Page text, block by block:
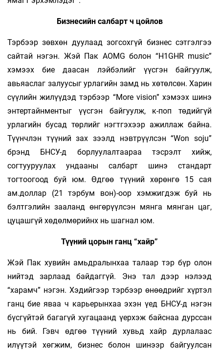
Бизнесийн салбарт ч цойлов
Тэрбээр зөвхөн дуулаад зогсохгүй бизнес сэтгэлгээ
сайтай нэгэн. Жэй Пак AOMG болон “H1GHR music”
хэмээх бие даасан лэйбэлийг үүсгэн байгуулж,
авьяаслаг залуусыг урлагийн замд нь хөтөлсөн. Харин
сүүлийн жилүүдэд тэрбээр “More vision” хэмээх шинэ
энтертайнментыг үүсгэн байгуулж, к-поп төдийгүй
урлагийн бусад төрлийг нэгтгэхээр ажиллаж байна.
Түүнчлэн түүний зах зээлд нэвтрүүлсэн “Won soju”
брэнд БНСУ-д борлуулалтаараа тэсрэлт хийж,
согтууруулах ундааны салбарт шинэ стандарт
тогтоогоод буй юм. Өдгөө түүний хөрөнгө 15 сая
ам.доллар (21 тэрбум вон)-оор хэмжигдэж буй нь
бэлтгэлийн зааланд өнгөрүүлсэн мянга мянган цаг,
цуцашгүй хөдөлмөрийнх нь шагнал юм.
Түүний цорын ганц “хайр”
Жэй Пак хувийн амьдралынхаа талаар тэр бүр олон
нийтэд зарлаад байдаггүй. Энэ тал дээр нэлээд
“харамч” нэгэн. Хэдийгээр тэрбээр өнөөдрийг хүртэл
ганц бие яваа ч карьерынхаа эхэн үед БНСУ-д нэгэн
бүсгүйтэй багагүй хугацаанд үерхэж байснаа дурссан
нь бий. Гэвч өдгөө түүний хувьд хайр дурлалаас
илүүтэй хөгжим, бизнес болон шинээр байгуулсан